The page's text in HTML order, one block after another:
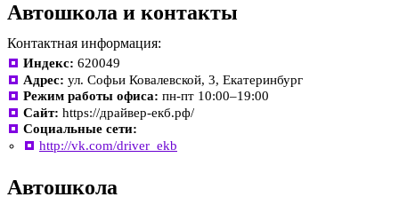
Автошкола и контакты
Контактная информация:
Индекс: 620049
Адрес: ул. Софьи Ковалевской, 3, Екатеринбург
Режим работы офиса: пн-пт 10:00–19:00
Сайт: https://драйвер-екб.рф/
Социальные сети:
http://vk.com/driver_ekb
Автошкола